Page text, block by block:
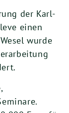
der Karl-
einen
wurde